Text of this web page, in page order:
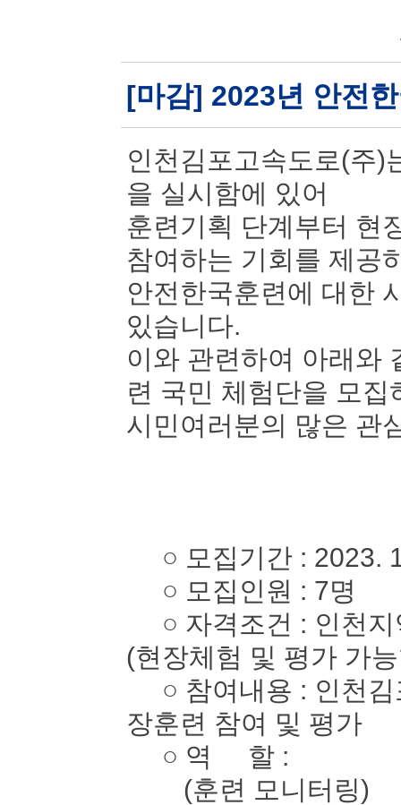
[마감] 2023년 안전
인천김포고속도로(주)
을 실시함에 있어
훈련기획 단계부터 현
참여하는 기회를 제공
안전한국훈련에 대한
있습니다.
이와 관련하여 아래와
련 국민 체험단을 모집
시민여러분의 많은 관
○ 모집기간 : 2023.
○ 모집인원 : 7명
○ 자격조건 : 인천지
(현장체험 및 평가 가
○ 참여내용 : 인천김
장훈련 참여 및 평가
○ 역 할 :
(훈련 모니터링)